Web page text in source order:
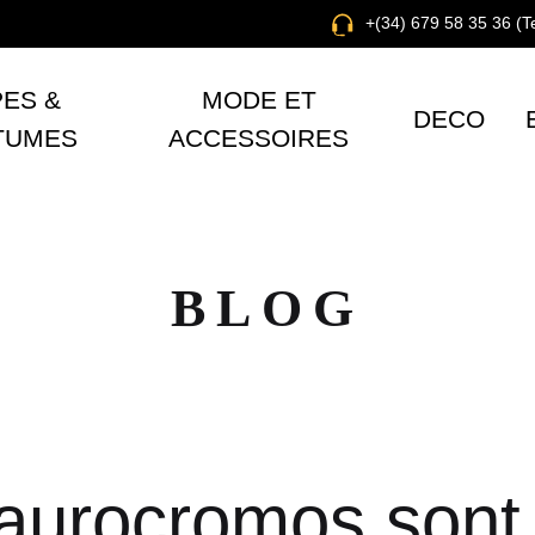
+(34) 679 58 35 36
&
MODE ET
ACCESSOIRES
DECO
BLOG